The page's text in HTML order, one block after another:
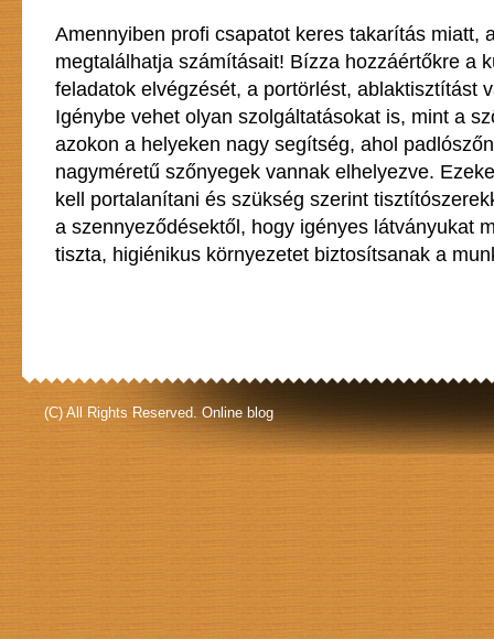
Amennyiben profi csapatot keres takarítás miatt,
megtalálhatja számításait! Bízza hozzáértőkre a
feladatok elvégzését, a portörlést, ablaktisztítást
Igénybe vehet olyan szolgáltatásokat is, mint a
azokon a helyeken nagy segítség, ahol
nagyméretű szőnyegek vannak elhelyezve.
kell portalanítani és szükség szerint
a szennyeződésektől, hogy igényes látványukat
tiszta, higiénikus környezetet biztosítsanak a
(C) All Rights Reserved. Online blog